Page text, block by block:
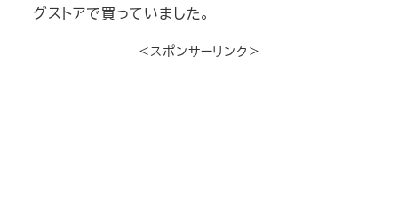
グストアで買っていました。
＜スポンサーリンク＞